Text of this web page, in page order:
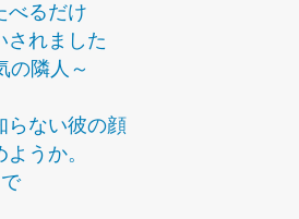
べるだけ
されました
の隣人～
ない彼の顔
うか。